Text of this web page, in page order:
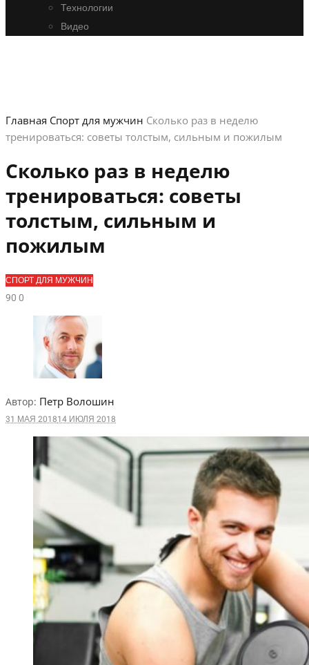
Технологии
Видео
Главная Спорт для мужчин Сколько раз в неделю
тренироваться: советы толстым, сильным и пожилым
Сколько раз в неделю
тренироваться: советы
толстым, сильным и
пожилым
СПОРТ ДЛЯ МУЖЧИН
900
Автор: Петр Волошин
31 МАЯ 201814 ИЮЛЯ 2018